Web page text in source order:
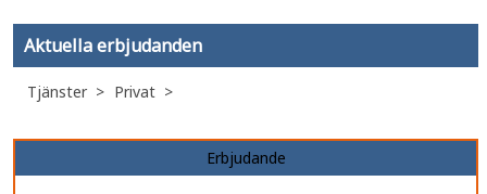
Aktuella erbjudanden
Tjänster Privat
Erbjudande